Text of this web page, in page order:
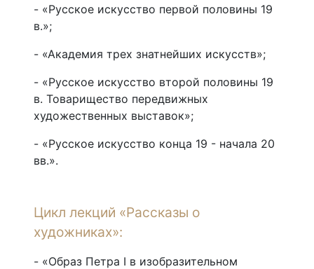
- «Русское искусство первой половины 19
в.»;
- «Академия трех знатнейших искусств»;
- «Русское искусство второй половины 19
в. Товарищество передвижных
художественных выставок»;
- «Русское искусство конца 19 - начала 20
вв.».
Цикл лекций «Рассказы о
художниках»:
- «Образ Петра I в изобразительном